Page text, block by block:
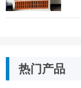
热门产品